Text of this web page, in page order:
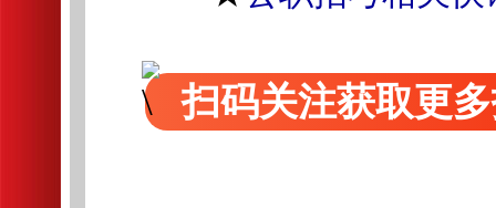
扫码关注获取更